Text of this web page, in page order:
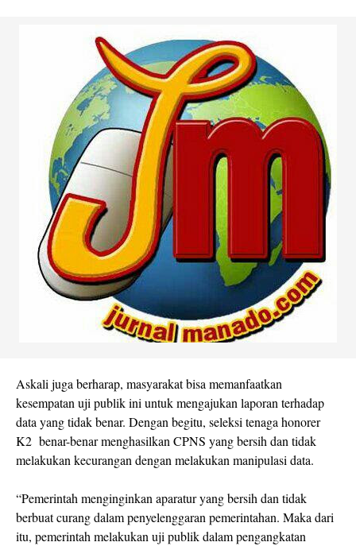
Askali juga berharap, masyarakat bisa memanfaatkan
kesempatan uji publik ini untuk mengajukan laporan terhadap
data yang tidak benar. Dengan begitu, seleksi tenaga honorer
K2 benar-benar menghasilkan CPNS yang bersih dan tidak
melakukan kecurangan dengan melakukan manipulasi data.
“Pemerintah menginginkan aparatur yang bersih dan tidak
berbuat curang dalam penyelenggaran pemerintahan. Maka dari
itu, pemerintah melakukan uji publik dalam pengangkatan